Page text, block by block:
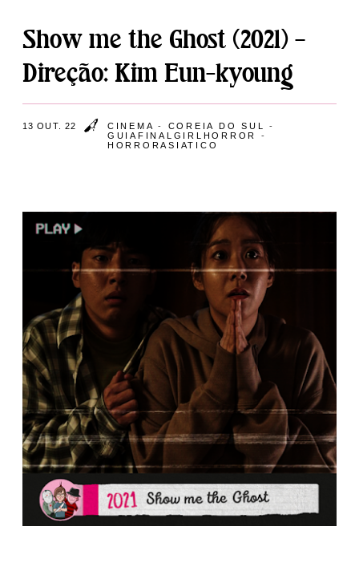
Show me the Ghost (2021) –
Direção: Kim Eun-kyoung
13 OUT. 22 CINEMA - COREIA DO SUL
-
GUIAFINALGIRLHORROR
-
HORRORASIATICO